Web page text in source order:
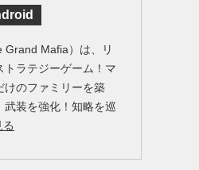
Grand Mafia）は、リ
トラテジーゲーム！マ
けのファミリーを築
武装を強化！知略を巡